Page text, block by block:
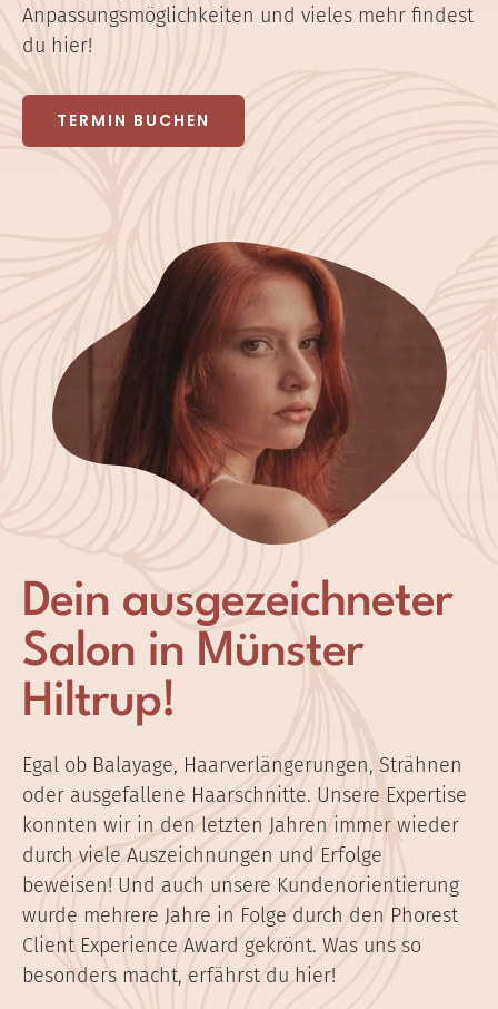
Dein ausgezeichneter
Salon in Münster
Hiltrup!
Egal ob Balayage, Haarverlängerungen, Strähnen
oder ausgefallene Haarschnitte. Unsere Expertise
konnten wir in den letzten Jahren immer wieder
durch viele Auszeichnungen und Erfolge
beweisen! Und auch unsere Kundenorientierung
wurde mehrere Jahre in Folge durch den Phorest
Client Experience Award gekrönt. Was uns so
besonders macht, erfährst du hier!
Anpassungsmöglichkeiten und vieles mehr findest
du hier!
TERMIN BUCHEN